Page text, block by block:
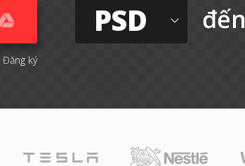
Đăng ký
PSD đến